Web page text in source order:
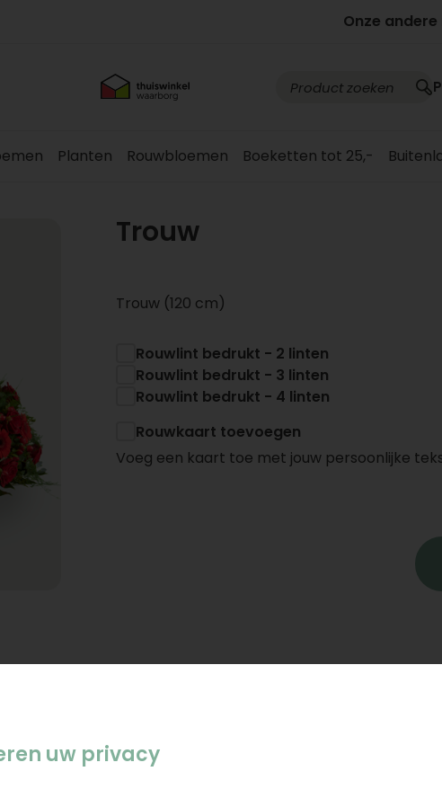
Onze
Planten Rouwbloemen Boeketten tot 25,-
Trouw
Trouw (120 cm)
Rouwlint bedrukt - 2 linten
Rouwlint bedrukt - 3 linten
Rouwlint bedrukt - 4 linten
Rouwkaart toevoegen
Voeg een kaart toe met jouw persoonlijke
uw privacy